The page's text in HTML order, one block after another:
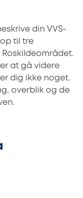
din VVS-
til tre
at gå videre
dig ikke noget.
overblik og de